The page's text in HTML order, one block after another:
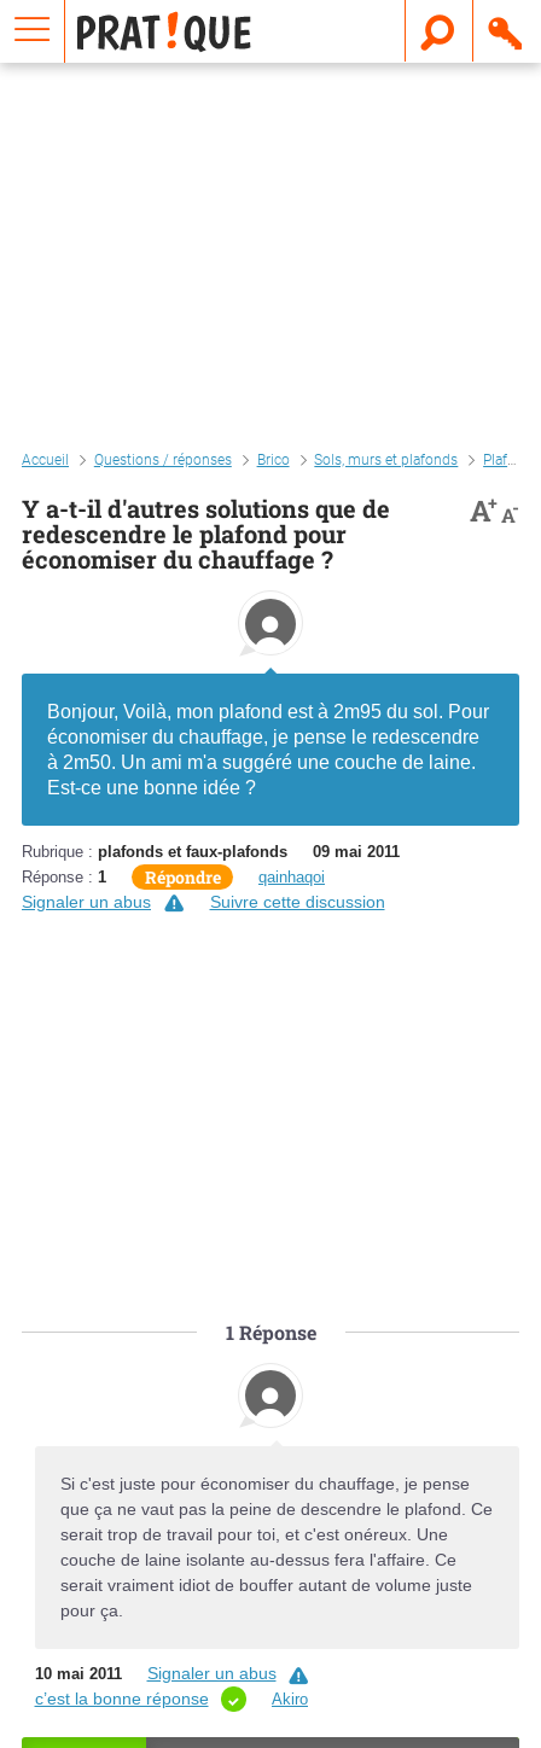
Accueil Questions / réponses Brico Sols, murs et plafonds Plafonds et faux-plafonds
Y a-t-il d'autres solutions que de
redescendre le plafond pour
économiser du chauffage ?
A+A-
Bonjour, Voilà, mon plafond est à 2m95 du sol. Pour
économiser du chauffage, je pense le redescendre
à 2m50. Un ami m'a suggéré une couche de laine.
Est-ce une bonne idée ?
Rubrique : plafonds et faux-plafonds
09 mai 2011
Réponse : 1 Répondre qainhaqoi
Signaler un abus Suivre cette discussion
1Réponse
Si c'est juste pour économiser du chauffage, je pense
que ça ne vaut pas la peine de descendre le plafond. Ce
serait trop de travail pour toi, et c'est onéreux. Une
couche de laine isolante au-dessus fera l'affaire. Ce
serait vraiment idiot de bouffer autant de volume juste
pour ça.
10 mai 2011
Signaler un abus
c’est la bonne réponse
Akiro
E
m
a